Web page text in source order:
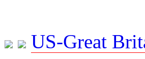
US-Great